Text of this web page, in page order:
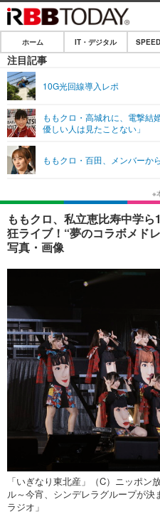
ホーム
IT・デジタル
ネタ
ショッピング
SPEED TEST
エンタメ
エンタメTOP
音楽
グラビア
ショッピング
ライフ
ライフTOP
ペット
リリース一覧
プッシュ通知の停止方法
ホーム IT・デジタル
注目記事
10G光回線導入レポ
ももクロ・高城れに、電撃結
優しい人は見たことない」
ももクロ・百田、メンバーか
ももクロ、私立恵比寿中学
狂ライブ！“夢のコラボメド
写真・画像
「いぎなり東北産」（C）ニッポ
ル～今宵、シンデレラグループが
ラジオ」